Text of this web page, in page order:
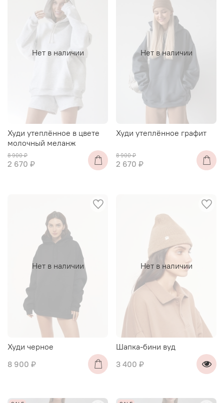
Нет в наличии
Худи утеплённое в цвете
молочный меланж
8 900 ₽
2 670 ₽
Нет в наличии
Худи утеплённое графит
8 900 ₽
2 670 ₽
Нет в наличии
Худи черное
8 900 ₽
Нет в наличии
Шапка-бини вуд
3 400 ₽